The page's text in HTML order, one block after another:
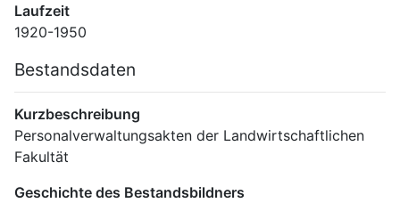
Laufzeit
1920-1950
Bestandsdaten
Kurzbeschreibung
Personalverwaltungsakten der Landwirtschaftlichen
Fakultät
Geschichte des Bestandsbildners